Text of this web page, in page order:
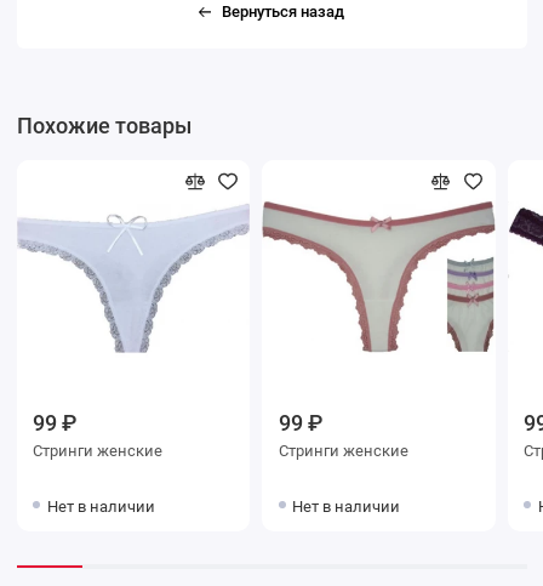
Вернуться назад
Похожие товары
99 ₽
Стринги женские
Нет в наличии
99 ₽
Стринги женские
Нет в наличии